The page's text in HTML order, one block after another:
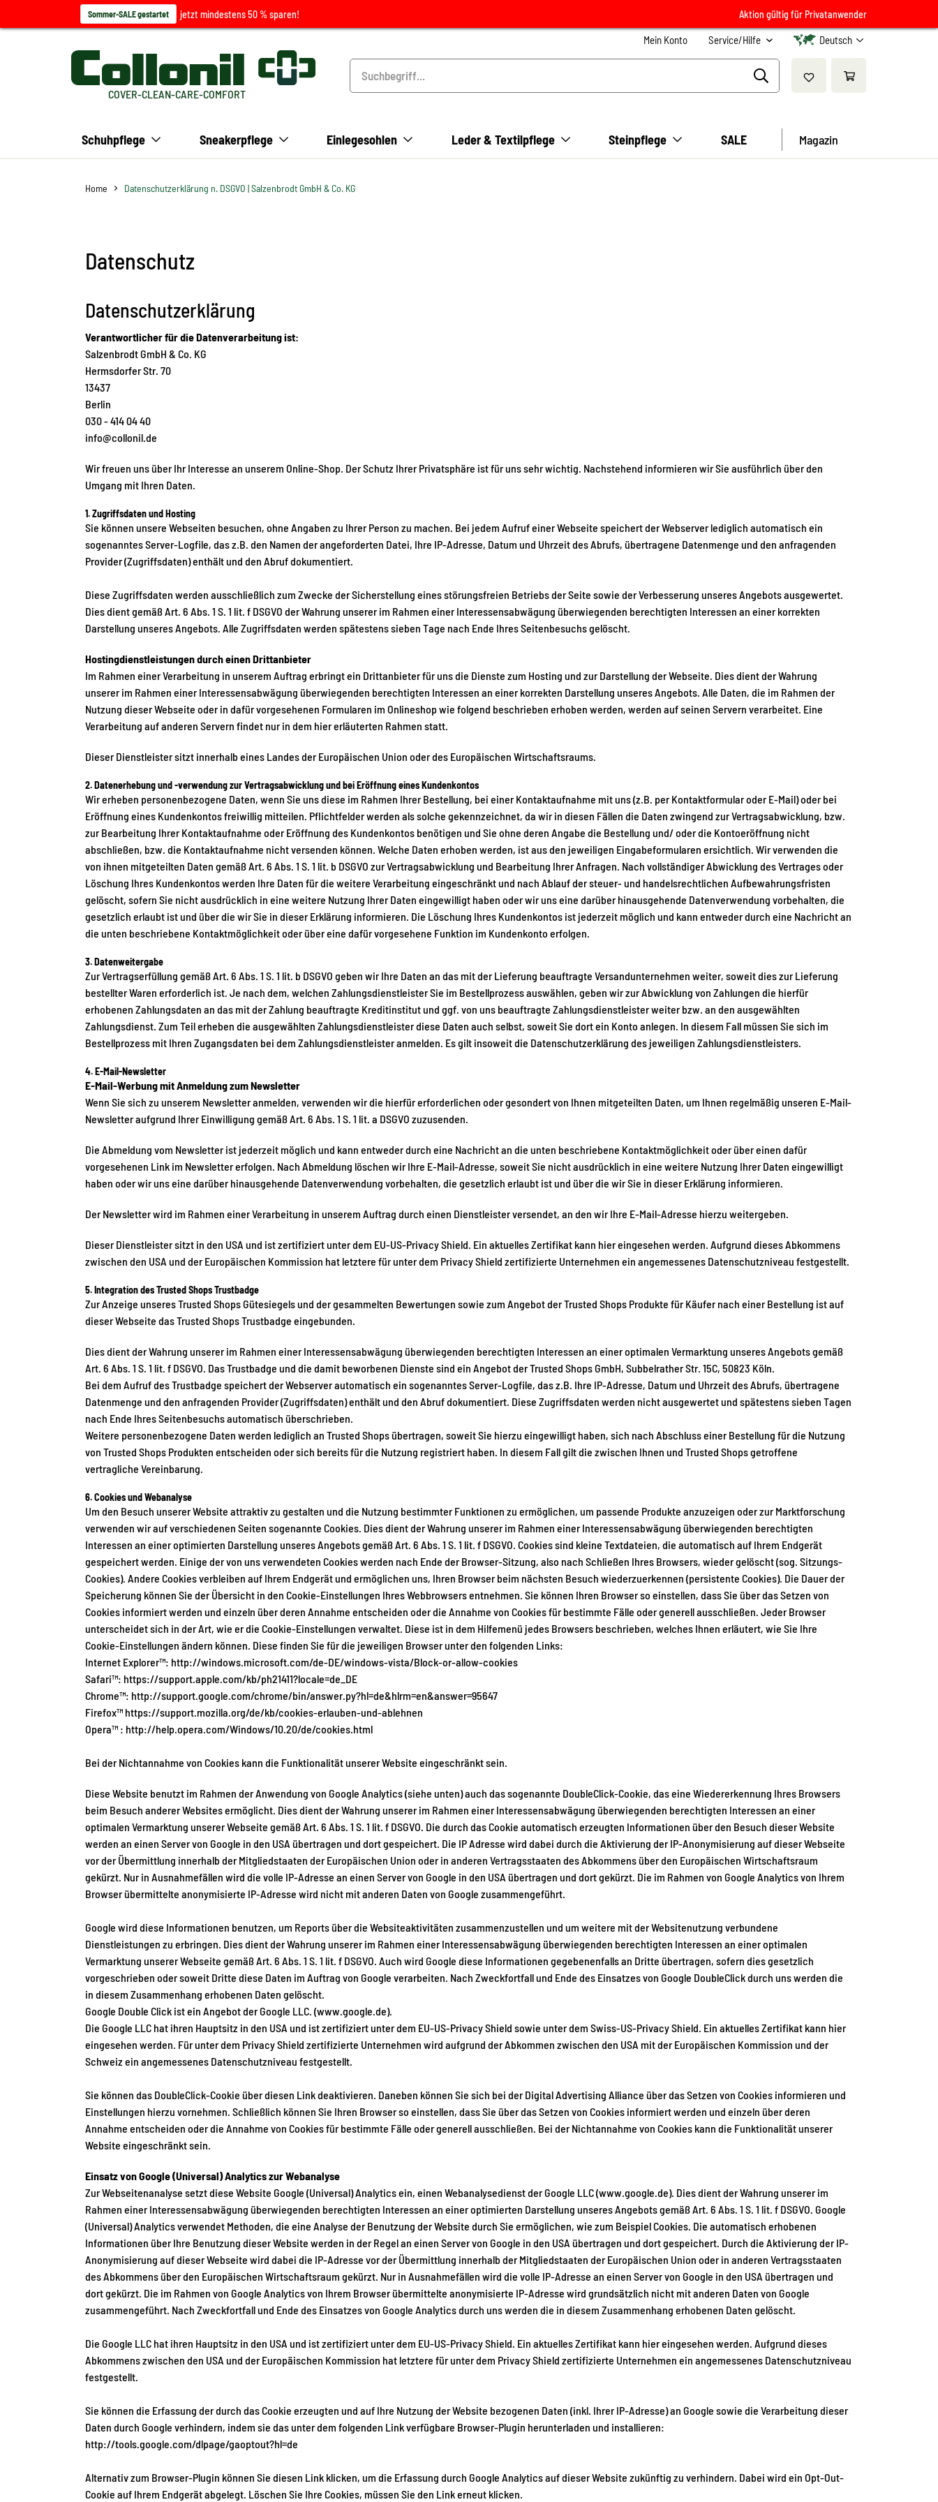
Sommer-SALE gestartet jetzt mindestens 50 % sparen! Aktion gültig für Privatanwender
Mein Konto Service/Hilfe Deutsch
COVER-CLEAN-CARE-COMFORT
Schuhpflege Sneakerpflege Einlegesohlen Leder & Textilpflege Steinpflege SALE Magazin
Home Datenschutzerklärung n. DSGVO | Salzenbrodt GmbH & Co. KG
Datenschutz
Datenschutzerklärung
Verantwortlicher für die Datenverarbeitung ist:
Salzenbrodt GmbH & Co. KG
Hermsdorfer Str. 70
13437
Berlin
030 - 414 04 40
info@collonil.de
Wir freuen uns über Ihr Interesse an unserem Online-Shop. Der Schutz Ihrer Privatsphäre ist für uns sehr wichtig. Nachstehend informieren wir Sie ausführlich über den
Umgang mit Ihren Daten.
1. Zugriffsdaten und Hosting
Sie können unsere Webseiten besuchen, ohne Angaben zu Ihrer Person zu machen. Bei jedem Aufruf einer Webseite speichert der Webserver lediglich automatisch ein
sogenanntes Server-Logfile, das z.B. den Namen der angeforderten Datei, Ihre IP-Adresse, Datum und Uhrzeit des Abrufs, übertragene Datenmenge und den anfragenden
Provider (Zugriffsdaten) enthält und den Abruf dokumentiert.
Diese Zugriffsdaten werden ausschließlich zum Zwecke der Sicherstellung eines störungsfreien Betriebs der Seite sowie der Verbesserung unseres Angebots ausgewertet.
Dies dient gemäß Art. 6 Abs. 1 S. 1 lit. f DSGVO der Wahrung unserer im Rahmen einer Interessensabwägung überwiegenden berechtigten Interessen an einer korrekten
Darstellung unseres Angebots. Alle Zugriffsdaten werden spätestens sieben Tage nach Ende Ihres Seitenbesuchs gelöscht.
Hostingdienstleistungen durch einen Drittanbieter
Im Rahmen einer Verarbeitung in unserem Auftrag erbringt ein Drittanbieter für uns die Dienste zum Hosting und zur Darstellung der Webseite. Dies dient der Wahrung
unserer im Rahmen einer Interessensabwägung überwiegenden berechtigten Interessen an einer korrekten Darstellung unseres Angebots. Alle Daten, die im Rahmen der
Nutzung dieser Webseite oder in dafür vorgesehenen Formularen im Onlineshop wie folgend beschrieben erhoben werden, werden auf seinen Servern verarbeitet. Eine
Verarbeitung auf anderen Servern findet nur in dem hier erläuterten Rahmen statt.
Dieser Dienstleister sitzt innerhalb eines Landes der Europäischen Union oder des Europäischen Wirtschaftsraums.
2. Datenerhebung und -verwendung zur Vertragsabwicklung und bei Eröffnung eines Kundenkontos
Wir erheben personenbezogene Daten, wenn Sie uns diese im Rahmen Ihrer Bestellung, bei einer Kontaktaufnahme mit uns (z.B. per Kontaktformular oder E-Mail) oder bei
Eröffnung eines Kundenkontos freiwillig mitteilen. Pflichtfelder werden als solche gekennzeichnet, da wir in diesen Fällen die Daten zwingend zur Vertragsabwicklung, bzw.
zur Bearbeitung Ihrer Kontaktaufnahme oder Eröffnung des Kundenkontos benötigen und Sie ohne deren Angabe die Bestellung und/ oder die Kontoeröffnung nicht
abschließen, bzw. die Kontaktaufnahme nicht versenden können. Welche Daten erhoben werden, ist aus den jeweiligen Eingabeformularen ersichtlich. Wir verwenden die
von ihnen mitgeteilten Daten gemäß Art. 6 Abs. 1 S. 1 lit. b DSGVO zur Vertragsabwicklung und Bearbeitung Ihrer Anfragen. Nach vollständiger Abwicklung des Vertrages oder
Löschung Ihres Kundenkontos werden Ihre Daten für die weitere Verarbeitung eingeschränkt und nach Ablauf der steuer- und handelsrechtlichen Aufbewahrungsfristen
gelöscht, sofern Sie nicht ausdrücklich in eine weitere Nutzung Ihrer Daten eingewilligt haben oder wir uns eine darüber hinausgehende Datenverwendung vorbehalten, die
gesetzlich erlaubt ist und über die wir Sie in dieser Erklärung informieren. Die Löschung Ihres Kundenkontos ist jederzeit möglich und kann entweder durch eine Nachricht an
die unten beschriebene Kontaktmöglichkeit oder über eine dafür vorgesehene Funktion im Kundenkonto erfolgen.
3. Datenweitergabe
Zur Vertragserfüllung gemäß Art. 6 Abs. 1 S. 1 lit. b DSGVO geben wir Ihre Daten an das mit der Lieferung beauftragte Versandunternehmen weiter, soweit dies zur Lieferung
bestellter Waren erforderlich ist. Je nach dem, welchen Zahlungsdienstleister Sie im Bestellprozess auswählen, geben wir zur Abwicklung von Zahlungen die hierfür
erhobenen Zahlungsdaten an das mit der Zahlung beauftragte Kreditinstitut und ggf. von uns beauftragte Zahlungsdienstleister weiter bzw. an den ausgewählten
Zahlungsdienst. Zum Teil erheben die ausgewählten Zahlungsdienstleister diese Daten auch selbst, soweit Sie dort ein Konto anlegen. In diesem Fall müssen Sie sich im
Bestellprozess mit Ihren Zugangsdaten bei dem Zahlungsdienstleister anmelden. Es gilt insoweit die Datenschutzerklärung des jeweiligen Zahlungsdienstleisters.
4. E-Mail-Newsletter
E-Mail-Werbung mit Anmeldung zum Newsletter
Wenn Sie sich zu unserem Newsletter anmelden, verwenden wir die hierfür erforderlichen oder gesondert von Ihnen mitgeteilten Daten, um Ihnen regelmäßig unseren E-Mail-
Newsletter aufgrund Ihrer Einwilligung gemäß Art. 6 Abs. 1 S. 1 lit. a DSGVO zuzusenden.
Die Abmeldung vom Newsletter ist jederzeit möglich und kann entweder durch eine Nachricht an die unten beschriebene Kontaktmöglichkeit oder über einen dafür
vorgesehenen Link im Newsletter erfolgen. Nach Abmeldung löschen wir Ihre E-Mail-Adresse, soweit Sie nicht ausdrücklich in eine weitere Nutzung Ihrer Daten eingewilligt
haben oder wir uns eine darüber hinausgehende Datenverwendung vorbehalten, die gesetzlich erlaubt ist und über die wir Sie in dieser Erklärung informieren.
Der Newsletter wird im Rahmen einer Verarbeitung in unserem Auftrag durch einen Dienstleister versendet, an den wir Ihre E-Mail-Adresse hierzu weitergeben.
Dieser Dienstleister sitzt in den USA und ist zertifiziert unter dem EU-US-Privacy Shield. Ein aktuelles Zertifikat kann hiereingesehen werden. Aufgrund dieses Abkommens
zwischen den USA und der Europäischen Kommission hat letztere für unter dem Privacy Shield zertifizierte Unternehmen ein angemessenes Datenschutzniveau festgestellt.
5. Integration des Trusted Shops Trustbadge
Zur Anzeige unseres Trusted Shops Gütesiegels und der gesammelten Bewertungen sowie zum Angebot der Trusted Shops Produkte für Käufer nach einer Bestellung ist auf
dieser Webseite das Trusted Shops Trustbadge eingebunden.
Dies dient der Wahrung unserer im Rahmen einer Interessensabwägung überwiegenden berechtigten Interessen an einer optimalen Vermarktung unseres Angebots gemäß
Art. 6 Abs. 1 S. 1 lit. f DSGVO. Das Trustbadge und die damit beworbenen Dienste sind ein Angebot der Trusted Shops GmbH, Subbelrather Str. 15C, 50823 Köln.
Bei dem Aufruf des Trustbadge speichert der Webserver automatisch ein sogenanntes Server-Logfile, das z.B. Ihre IP-Adresse, Datum und Uhrzeit des Abrufs, übertragene
Datenmenge und den anfragenden Provider (Zugriffsdaten) enthält und den Abruf dokumentiert. Diese Zugriffsdaten werden nicht ausgewertet und spätestens sieben Tagen
nach Ende Ihres Seitenbesuchs automatisch überschrieben.
Weitere personenbezogene Daten werden lediglich an Trusted Shops übertragen, soweit Sie hierzu eingewilligt haben, sich nach Abschluss einer Bestellung für die Nutzung
von Trusted Shops Produkten entscheiden oder sich bereits für die Nutzung registriert haben. In diesem Fall gilt die zwischen Ihnen und Trusted Shops getroffene
vertragliche Vereinbarung.
6. Cookies und Webanalyse
Um den Besuch unserer Website attraktiv zu gestalten und die Nutzung bestimmter Funktionen zu ermöglichen, um passende Produkte anzuzeigen oder zur Marktforschung
verwenden wir auf verschiedenen Seiten sogenannte Cookies. Dies dient der Wahrung unserer im Rahmen einer Interessensabwägung überwiegenden berechtigten
Interessen an einer optimierten Darstellung unseres Angebots gemäß Art. 6 Abs. 1 S. 1 lit. f DSGVO. Cookies sind kleine Textdateien, die automatisch auf Ihrem Endgerät
gespeichert werden. Einige der von uns verwendeten Cookies werden nach Ende der Browser-Sitzung, also nach Schließen Ihres Browsers, wieder gelöscht (sog. Sitzungs-
Cookies). Andere Cookies verbleiben auf Ihrem Endgerät und ermöglichen uns, Ihren Browser beim nächsten Besuch wiederzuerkennen (persistente Cookies). Die Dauer der
Speicherung können Sie der Übersicht in den Cookie-Einstellungen Ihres Webbrowsers entnehmen. Sie können Ihren Browser so einstellen, dass Sie über das Setzen von
Cookies informiert werden und einzeln über deren Annahme entscheiden oder die Annahme von Cookies für bestimmte Fälle oder generell ausschließen. Jeder Browser
unterscheidet sich in der Art, wie er die Cookie-Einstellungen verwaltet. Diese ist in dem Hilfemenü jedes Browsers beschrieben, welches Ihnen erläutert, wie Sie Ihre
Cookie-Einstellungen ändern können. Diese finden Sie für die jeweiligen Browser unter den folgenden Links:
Internet Explorer™: http://windows.microsoft.com/de-DE/windows-vista/Block-or-allow-cookies
Safari™: https://support.apple.com/kb/ph21411?locale=de_DE
Chrome™: http://support.google.com/chrome/bin/answer.py?hl=de&hlrm=en&answer=95647
Firefox™ https://support.mozilla.org/de/kb/cookies-erlauben-und-ablehnen
Opera™ : http://help.opera.com/Windows/10.20/de/cookies.html
Bei der Nichtannahme von Cookies kann die Funktionalität unserer Website eingeschränkt sein.
Diese Website benutzt im Rahmen der Anwendung von Google Analytics (siehe unten) auch das sogenannte DoubleClick-Cookie, das eine Wiedererkennung Ihres Browsers
beim Besuch anderer Websites ermöglicht. Dies dient der Wahrung unserer im Rahmen einer Interessensabwägung überwiegenden berechtigten Interessen an einer
optimalen Vermarktung unserer Webseite gemäß Art. 6 Abs. 1 S. 1 lit. f DSGVO. Die durch das Cookie automatisch erzeugten Informationen über den Besuch dieser Website
werden an einen Server von Google in den USA übertragen und dort gespeichert. Die IP Adresse wird dabei durch die Aktivierung der IP-Anonymisierung auf dieser Webseite
vor der Übermittlung innerhalb der Mitgliedstaaten der Europäischen Union oder in anderen Vertragsstaaten des Abkommens über den Europäischen Wirtschaftsraum
gekürzt. Nur in Ausnahmefällen wird die volle IP-Adresse an einen Server von Google in den USA übertragen und dort gekürzt. Die im Rahmen von Google Analytics von Ihrem
Browser übermittelte anonymisierte IP-Adresse wird nicht mit anderen Daten von Google zusammengeführt.
Google wird diese Informationen benutzen, um Reports über die Websiteaktivitäten zusammenzustellen und um weitere mit der Websitenutzung verbundene
Dienstleistungen zu erbringen. Dies dient der Wahrung unserer im Rahmen einer Interessensabwägung überwiegenden berechtigten Interessen an einer optimalen
Vermarktung unserer Webseite gemäß Art. 6 Abs. 1 S. 1 lit. f DSGVO. Auch wird Google diese Informationen gegebenenfalls an Dritte übertragen, sofern dies gesetzlich
vorgeschrieben oder soweit Dritte diese Daten im Auftrag von Google verarbeiten. Nach Zweckfortfall und Ende des Einsatzes von Google DoubleClick durch uns werden die
in diesem Zusammenhang erhobenen Daten gelöscht.
Google Double Click ist ein Angebot der Google LLC. (www.google.de).
Die Google LLC hat ihren Hauptsitz in den USA und ist zertifiziert unter dem EU-US-Privacy Shield sowie unter dem Swiss-US-Privacy Shield. Ein aktuelles Zertifikat kann hier
eingesehen werden. Für unter dem Privacy Shield zertifizierte Unternehmen wird aufgrund der Abkommen zwischen den USA mit der Europäischen Kommission und der
Schweiz ein angemessenes Datenschutzniveau festgestellt.
Sie können das DoubleClick-Cookie überdiesen Linkdeaktivieren. Daneben können Sie sich bei derDigital Advertising Alliance über das Setzen von Cookies informieren und
Einstellungen hierzu vornehmen. Schließlich können Sie Ihren Browser so einstellen, dass Sie über das Setzen von Cookies informiert werden und einzeln über deren
Annahme entscheiden oder die Annahme von Cookies für bestimmte Fälle oder generell ausschließen. Bei der Nichtannahme von Cookies kann die Funktionalität unserer
Website eingeschränkt sein.
Einsatz von Google (Universal) Analytics zur Webanalyse
Zur Webseitenanalyse setzt diese Website Google (Universal) Analytics ein, einen Webanalysedienst der Google LLC (www.google.de). Dies dient der Wahrung unserer im
Rahmen einer Interessensabwägung überwiegenden berechtigten Interessen an einer optimierten Darstellung unseres Angebots gemäß Art. 6 Abs. 1 S. 1 lit. f DSGVO. Google
(Universal) Analytics verwendet Methoden, die eine Analyse der Benutzung der Website durch Sie ermöglichen, wie zum Beispiel Cookies. Die automatisch erhobenen
Informationen über Ihre Benutzung dieser Website werden in der Regel an einen Server von Google in den USA übertragen und dort gespeichert. Durch die Aktivierung der IP-
Anonymisierung auf dieser Webseite wird dabei die IP-Adresse vor der Übermittlung innerhalb der Mitgliedstaaten der Europäischen Union oder in anderen Vertragsstaaten
des Abkommens über den Europäischen Wirtschaftsraum gekürzt. Nur in Ausnahmefällen wird die volle IP-Adresse an einen Server von Google in den USA übertragen und
dort gekürzt. Die im Rahmen von Google Analytics von Ihrem Browser übermittelte anonymisierte IP-Adresse wird grundsätzlich nicht mit anderen Daten von Google
zusammengeführt. Nach Zweckfortfall und Ende des Einsatzes von Google Analytics durch uns werden die in diesem Zusammenhang erhobenen Daten gelöscht.
Die Google LLC hat ihren Hauptsitz in den USA und ist zertifiziert unter dem EU-US-Privacy Shield. Ein aktuelles Zertifikat kann hiereingesehen werden. Aufgrund dieses
Abkommens zwischen den USA und der Europäischen Kommission hat letztere für unter dem Privacy Shield zertifizierte Unternehmen ein angemessenes Datenschutzniveau
festgestellt.
Sie können die Erfassung der durch das Cookie erzeugten und auf Ihre Nutzung der Website bezogenen Daten (inkl. Ihrer IP-Adresse) an Google sowie die Verarbeitung dieser
Daten durch Google verhindern, indem sie das unter dem folgenden Link verfügbare Browser-Plugin herunterladen und installieren:
http://tools.google.com/dlpage/gaoptout?hl=de
Alternativ zum Browser-Plugin können Sie diesen Link klicken, um die Erfassung durch Google Analytics auf dieser Website zukünftig zu verhindern. Dabei wird ein Opt-Out-
Cookie auf Ihrem Endgerät abgelegt. Löschen Sie Ihre Cookies, müssen Sie den Link erneut klicken.